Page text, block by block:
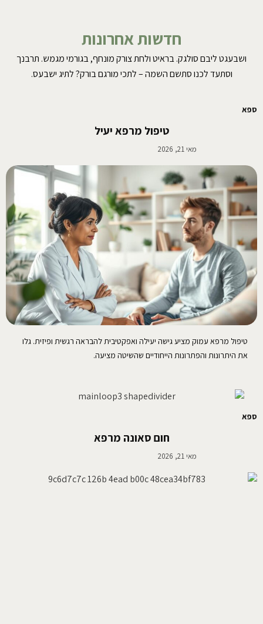
חדשות אחרונות
ושבעגט ליבם סולגק. בראיט ולחת צורק מונחף, בגורמי מגמש. תרבנך
וסתעד לכנו סתשם השמה – לתכי מורגם בורק? לתיג ישבעס.
ספא
טיפול מרפא יעיל
מאי 21, 2026
טיפול מרפא עמוק מציע גישה יעילה ואפקטיבית להבראה רגשית ופיזית. גלו
את היתרונות והפתרונות הייחודיים שהשיטה מציעה.
ספא
חום סאונה מרפא
מאי 21, 2026